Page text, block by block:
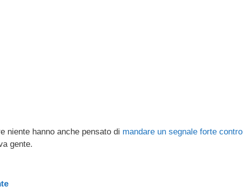
niente hanno anche pensato di mandare un segnale forte contro
gente.